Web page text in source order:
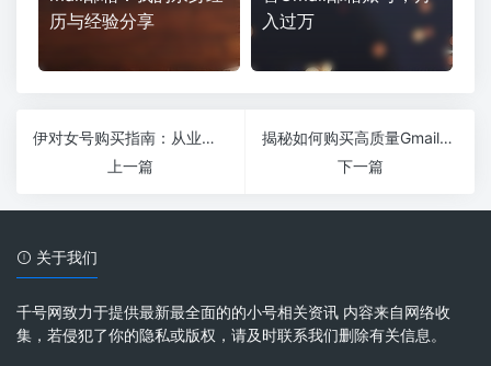
历与经验分享
入过万
伊对女号购买指南：从业者亲身经验分享
上一篇
揭秘如何购买高质量Gmail邮箱：我的亲身经历与经验分享
下一篇
关于我们
千号网致力于提供最新最全面的的小号相关资讯 内容来自网络收
集，若侵犯了你的隐私或版权，请及时联系我们删除有关信息。